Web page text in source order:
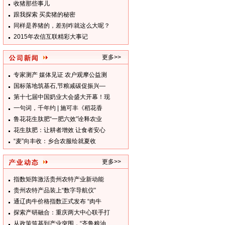
收猪那些事儿
跟我探索 买卖猪的秘密
同样是养猪的，差别咋就这么大呢？
2015年农信互联精彩大事记
更多>>
专家测产 媒体见证 农户观摩公益测
国标落地筑基石,节粮减碳促振兴—
第十七届中国奶业大会盛大开幕！现
一句词，千年约 | 施可丰《稻花香
鲁花花生肽肥“一肥六效”诠释农业
花生肽肥：让耕者增效 让食者安心
“麦”向丰收：乡合农服绘就夏收
更多>>
指数矩阵激活贵州农特产业新动能
贵州农特产品装上“数字导航仪”
通辽肉牛价格指数正式发布 “肉牛
探索产研融合：重庆两大中心联手打
从政策筑基到产业突围，“齐鲁粮油